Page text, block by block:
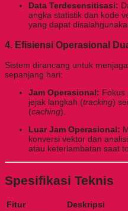
Data Terdesensitisasi:
angka statistik dan kode
yang dapat
4. Efisiensi Operasional
Sistem dirancang untuk
sepanjang hari:
Jam Operasional: Fokus
jejak langkah (tracking)
(caching).
Luar Jam Operasional:
konversi vektor dan
atau keterlambatan saat
Spesifikasi Teknis
Fitur
Deskripsi